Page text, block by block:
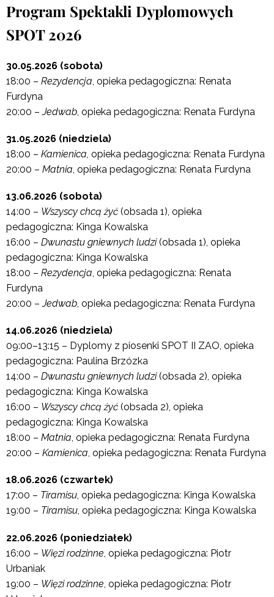
Program Spektakli Dyplomowych
SPOT 2026
30.05.2026 (sobota)
18:00 – Rezydencja , opieka pedagogiczna: Renata
Furdyna
20:00 –Jedwab , opieka pedagogiczna: Renata Furdyna
31.05.2026 (niedziela)
18:00 – Kamienica, opieka pedagogiczna: Renata Furdyna
20:00 – Matnia , opieka pedagogiczna: Renata Furdyna
13.06.2026 (sobota)
14:00 – Wszyscy chcą żyć (obsada 1), opieka
pedagogiczna: Kinga Kowalska
16:00 – Dwunastu gniewnych ludzi(obsada 1), opieka
pedagogiczna: Kinga Kowalska
18:00 – Rezydencja, opieka pedagogiczna: Renata
Furdyna
20:00 –Jedwab, opieka pedagogiczna: Renata Furdyna
14.06.2026 (niedziela)
09:00–13:15 – Dyplomy z piosenki SPOT II ZAO, opieka
pedagogiczna: Paulina Brzózka
14:00 – Dwunastu gniewnych ludzi(obsada 2), opieka
pedagogiczna: Kinga Kowalska
16:00 – Wszyscy chcą żyć (obsada 2), opieka
pedagogiczna: Kinga Kowalska
18:00 – Matnia, opieka pedagogiczna: Renata Furdyna
20:00 – Kamienica, opieka pedagogiczna: Renata Furdyna
18.06.2026 (czwartek)
17:00 – Tiramisu, opieka pedagogiczna: Kinga Kowalska
19:00 – Tiramisu, opieka pedagogiczna: Kinga Kowalska
22.06.2026 (poniedziałek)
16:00 – Więzi rodzinne , opieka pedagogiczna: Piotr
Urbaniak
19:00 – Więzi rodzinne , opieka pedagogiczna: Piotr